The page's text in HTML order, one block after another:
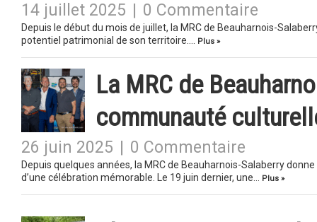
14 juillet 2025 0 Commentaire
Depuis le début du mois de juillet, la MRC de Beauharnois-
potentiel patrimonial de son territoire….
Plus »
La MRC de
communauté
26 juin 2025 0 Commentaire
Depuis quelques années, la MRC de Beauharnois-Salaberry
d’une célébration mémorable. Le 19 juin dernier, une…
Plus »